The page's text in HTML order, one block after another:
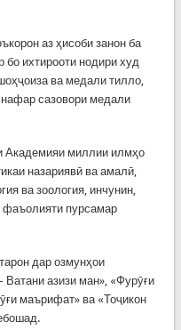
аз ҳисоби занон ба
ихтирооти нодири худ
ва медали тилло,
сазовори медали
Академияи миллии илмҳо
назариявӣ ва амалӣ,
ва зоология, инчунин,
фаъолияти пурсамар
дар озмунҳои
Ватани азизи ман», «Фурӯғи
маърифат» ва «Тоҷикон